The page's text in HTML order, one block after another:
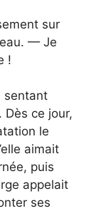
sur
— Je
!
sentant
ce jour,
le
aimait
puis
appelait
ses